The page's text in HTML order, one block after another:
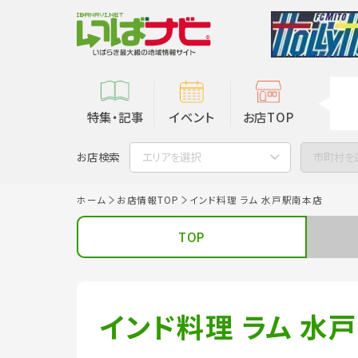
特集・記事 イベント お店TOP
お店検索 エリアを選択 市町村を
ホーム お店情報TOP インド料理 ラム 水戸駅南本店
TOP
インド料理 ラム 水